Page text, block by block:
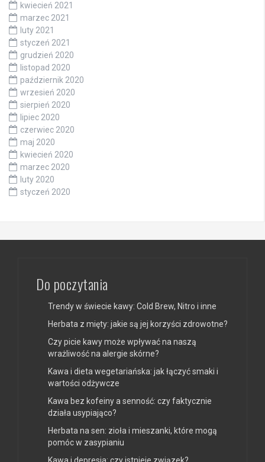
kwiecień 2021
marzec 2021
luty 2021
styczeń 2021
grudzień 2020
listopad 2020
październik 2020
wrzesień 2020
sierpień 2020
lipiec 2020
czerwiec 2020
maj 2020
kwiecień 2020
marzec 2020
luty 2020
styczeń 2020
Do poczytania
Trendy w świecie kawy: Cold Brew, Nitro i inne
Herbata z mięty: jakie są jej korzyści zdrowotne?
Czy picie kawy może wpływać na naszą
wrażliwość na alergie skórne?
Kawa i dieta wegetariańska: jak łączyć smaki i
wartości odżywcze
Kawa bez kofeiny a senność: czy faktycznie
działa usypiająco?
Herbata na sen: zioła i mieszanki, które mogą
pomóc w zasypianiu